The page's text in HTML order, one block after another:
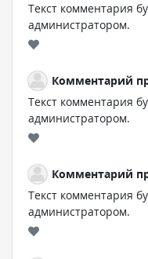
Текст комментария
администратором.
Комментарий
Текст комментария
администратором.
Комментарий
Текст комментария
администратором.